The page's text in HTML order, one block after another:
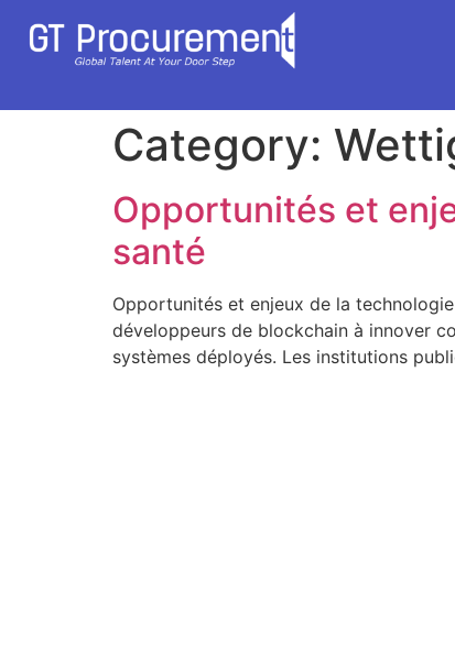
Category:
Opportunités et
santé
Opportunités et enjeux de la
développeurs de blockchain à innover
systèmes déployés. Les institutions